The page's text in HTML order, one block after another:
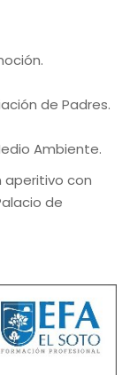
de Padres.
Ambiente.
aperitivo con
de